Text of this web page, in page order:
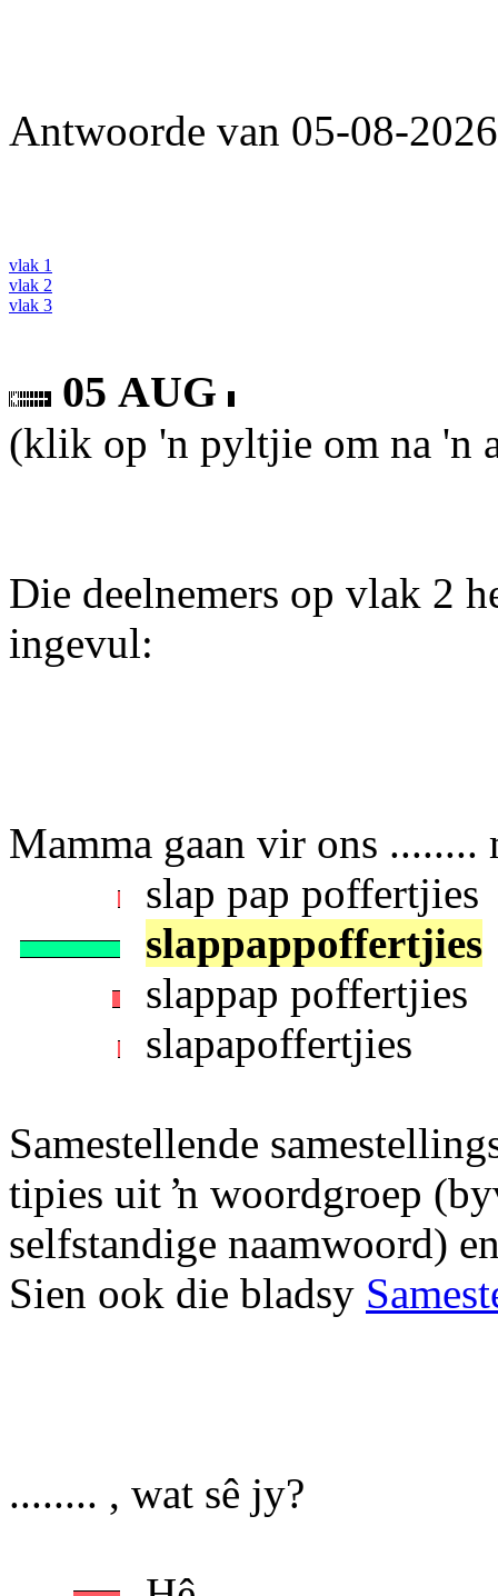
Antwoorde van 05-08-
vlak 1
vlak 2
vlak 3
05 AUG
(klik op 'n pyltjie om na 'n
Die deelnemers op vlak 2
ingevul:
Mamma gaan vir ons ........
slap pap poffertjies
slappappoffertjies
slappap poffertjies
slapapoffertjies
Samestellende
tipies uit ŉ woordgroep
selfstandige naamwoord)
Sien ook die bladsy
........ , wat sê jy?